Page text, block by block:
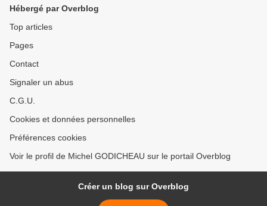
Hébergé par Overblog
Top articles
Pages
Contact
Signaler un abus
C.G.U.
Cookies et données personnelles
Préférences cookies
Voir le profil de Michel GODICHEAU sur le portail Overblog
Créer un blog sur Overblog